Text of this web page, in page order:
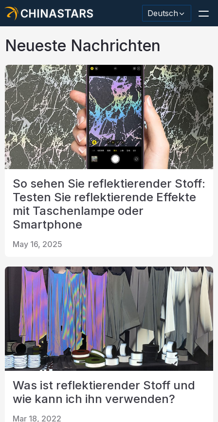
CHINASTARS Deutsch
Reflektierendes Material / Klebeband
Modischer reflektierender Stoff
Sicherheitskleidung
Im Dunkeln leuchtendes Material
Industrieller Waschbesatz
Über CHINASTARS
Neues Produkt
Zertifikat
Katalog
Video
Kontakt
Neueste Nachrichten
So sehen Sie reflektierender Stoff:
Testen Sie reflektierende Effekte
mit Taschenlampe oder
Smartphone
May 16, 2025
Was ist reflektierender Stoff und
wie kann ich ihn verwenden?
Mar 18, 2022